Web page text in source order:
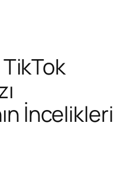
İncelikleri